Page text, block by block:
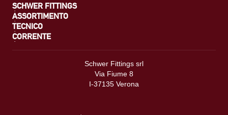
SCHWER FITTINGS
ASSORTIMENTO
TECNICO
CORRENTE
Schwer Fittings srl
Via Fiume 8
I-37135 Verona